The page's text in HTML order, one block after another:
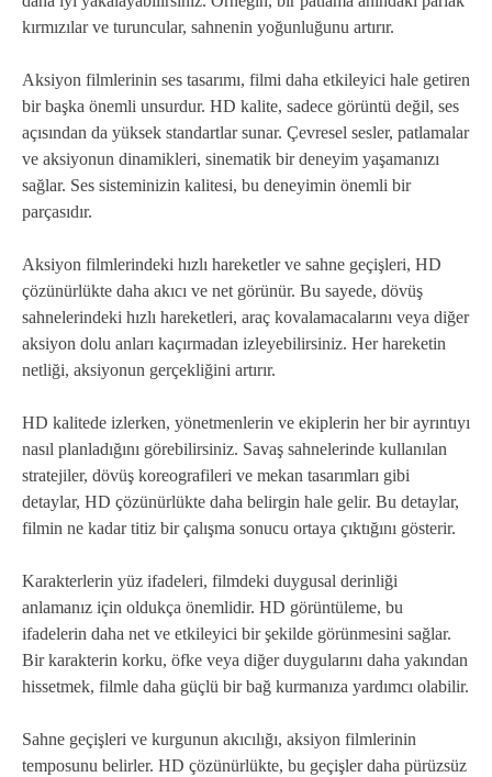
kırmızılar ve turuncular, sahnenin yoğunluğunu artırır.
Aksiyon filmlerinin ses tasarımı, filmi daha etkileyici hale getiren
bir başka önemli unsurdur. HD kalite, sadece görüntü değil, ses
açısından da yüksek standartlar sunar. Çevresel sesler, patlamalar
ve aksiyonun dinamikleri, sinematik bir deneyim yaşamanızı
sağlar. Ses sisteminizin kalitesi, bu deneyimin önemli bir
parçasıdır.
Aksiyon filmlerindeki hızlı hareketler ve sahne geçişleri, HD
çözünürlükte daha akıcı ve net görünür. Bu sayede, dövüş
sahnelerindeki hızlı hareketleri, araç kovalamacalarını veya diğer
aksiyon dolu anları kaçırmadan izleyebilirsiniz. Her hareketin
netliği, aksiyonun gerçekliğini artırır.
HD kalitede izlerken, yönetmenlerin ve ekiplerin her bir ayrıntıyı
nasıl planladığını görebilirsiniz. Savaş sahnelerinde kullanılan
stratejiler, dövüş koreografileri ve mekan tasarımları gibi
detaylar, HD çözünürlükte daha belirgin hale gelir. Bu detaylar,
filmin ne kadar titiz bir çalışma sonucu ortaya çıktığını gösterir.
Karakterlerin yüz ifadeleri, filmdeki duygusal derinliği
anlamanız için oldukça önemlidir. HD görüntüleme, bu
ifadelerin daha net ve etkileyici bir şekilde görünmesini sağlar.
Bir karakterin korku, öfke veya diğer duygularını daha yakından
hissetmek, filmle daha güçlü bir bağ kurmanıza yardımcı olabilir.
Sahne geçişleri ve kurgunun akıcılığı, aksiyon filmlerinin
temposunu belirler. HD çözünürlükte, bu geçişler daha pürüzsüz